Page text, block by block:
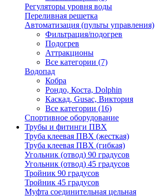
Регуляторы уровня воды
Переливная решетка
Автоматизация (пульты управления)
Фильтрация/подогрев
Подогрев
Аттракционы
Все категории (7)
Водопад
Кобра
Рондо, Коста, Dolphin
Каскад, Gusac, Виктория
Все категории (16)
Спортивное оборудование
Трубы и фитинги ПВХ
Труба клеевая ПВХ (жесткая)
Труба клеевая ПВХ (гибкая)
Угольник (отвод) 90 градусов
Угольник (отвод) 45 градусов
Тройник 90 градусов
Тройник 45 градусов
Муфта соединительная цельная